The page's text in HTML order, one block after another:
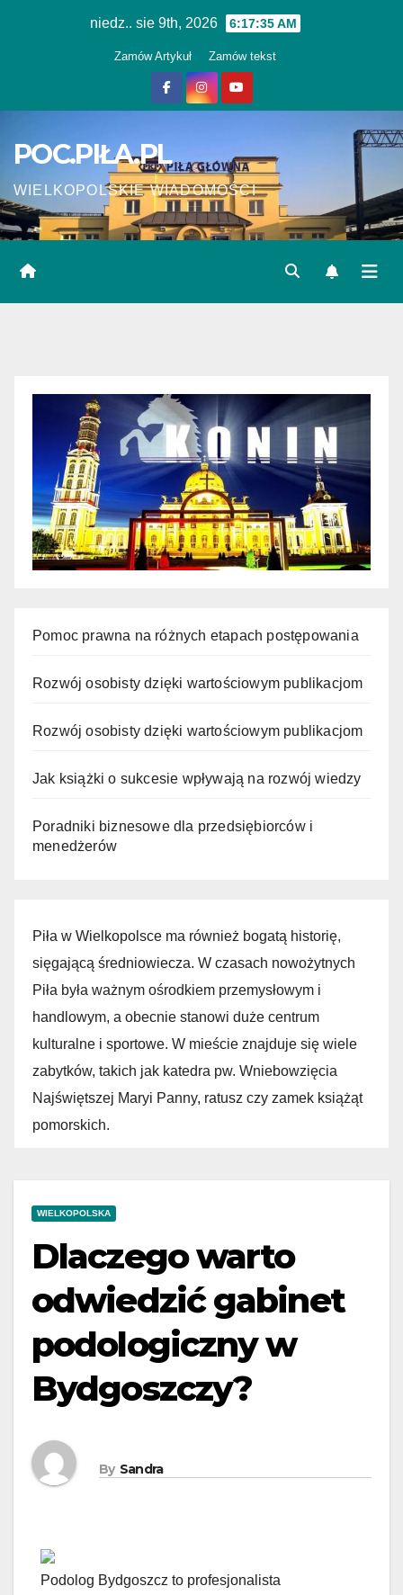
niedz.. sie 9th, 2026 6:17:36 AM
Zamów Artykuł Zamów tekst
POC.PIŁA.PL
WIELKOPOLSKIE WIADOMOŚCI
Pomoc prawna na różnych etapach postępowania
Rozwój osobisty dzięki wartościowym publikacjom
Rozwój osobisty dzięki wartościowym publikacjom
Jak książki o sukcesie wpływają na rozwój wiedzy
Poradniki biznesowe dla przedsiębiorców i
menedżerów
Piła w Wielkopolsce ma również bogatą historię,
sięgającą średniowiecza. W czasach nowożytnych
Piła była ważnym ośrodkiem przemysłowym i
handlowym, a obecnie stanowi duże centrum
kulturalne i sportowe. W mieście znajduje się wiele
zabytków, takich jak katedra pw. Wniebowzięcia
Najświętszej Maryi Panny, ratusz czy zamek książąt
pomorskich.
WIELKOPOLSKA
Dlaczego warto
odwiedzić gabinet
podologiczny w
Bydgoszczy?
By Sandra
Podolog Bydgoszcz to profesjonalista